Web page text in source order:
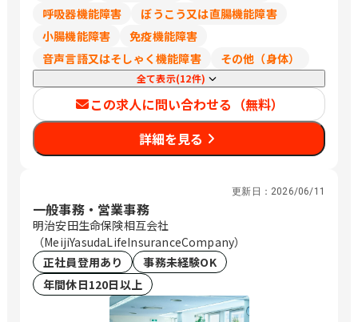
呼吸器機能障害
ぼうこう又は直腸機能障害
小腸機能障害
免疫機能障害
音声言語又はそしゃく機能障害
その他（身体）
全て表示(12件)
この求人に問い合わせる（無料）
詳細を見る
更新日： 2026/06/11
一般事務・営業事務
明治安田生命保険相互会社
（MeijiYasudaLifeInsuranceCompany）
正社員登用あり
事務未経験OK
年間休日120日以上